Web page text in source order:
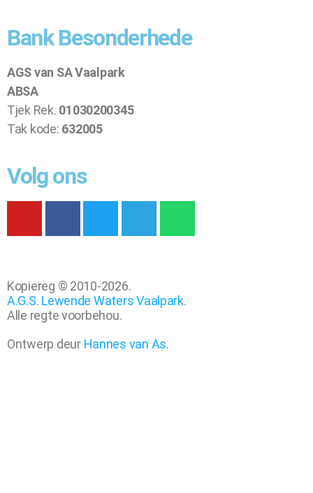
Bank Besonderhede
AGS van SA Vaalpark
ABSA
Tjek Rek. 01030200345
Tak kode: 632005
Volg ons
Kopiereg © 2010-2026.
A.G.S. Lewende Waters Vaalpark.
Alle regte voorbehou.
Ontwerp deur Hannes van As.